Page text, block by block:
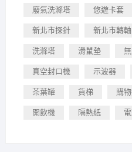
廢氣洗滌塔 悠遊卡套
新北市探針 新北市轉軸
洗滌塔 滑鼠墊
真空封口機 示波器
茶葉罐 貨梯 購
開飲機 隔熱紙